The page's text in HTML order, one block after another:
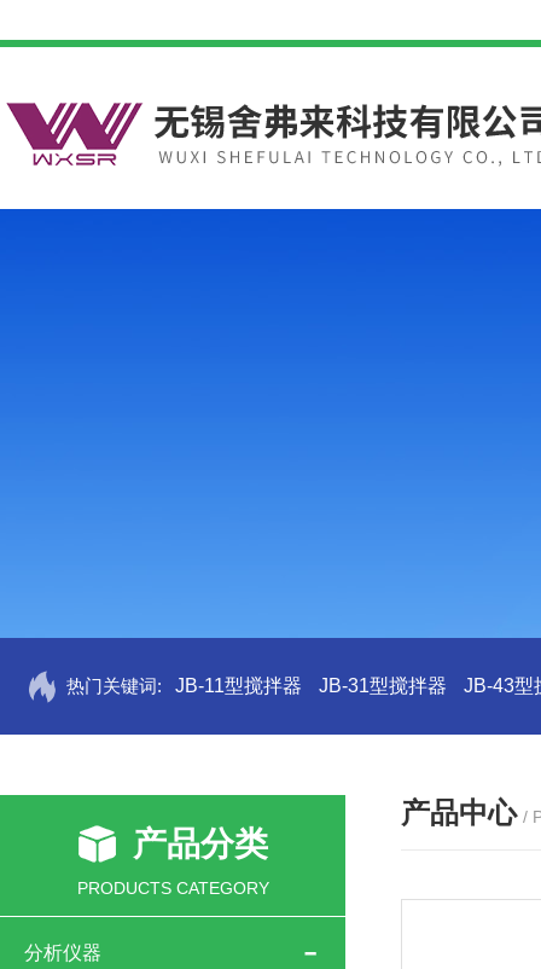
热门关键词: JB-11型搅拌器 JB-31型搅拌器 JB-43型
产品分类
PRODUCTS CATEGORY
分析仪器
产品中心 /